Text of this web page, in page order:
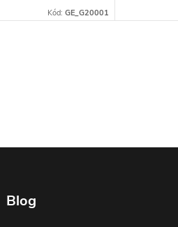
Kód: GE_G20001
Blog